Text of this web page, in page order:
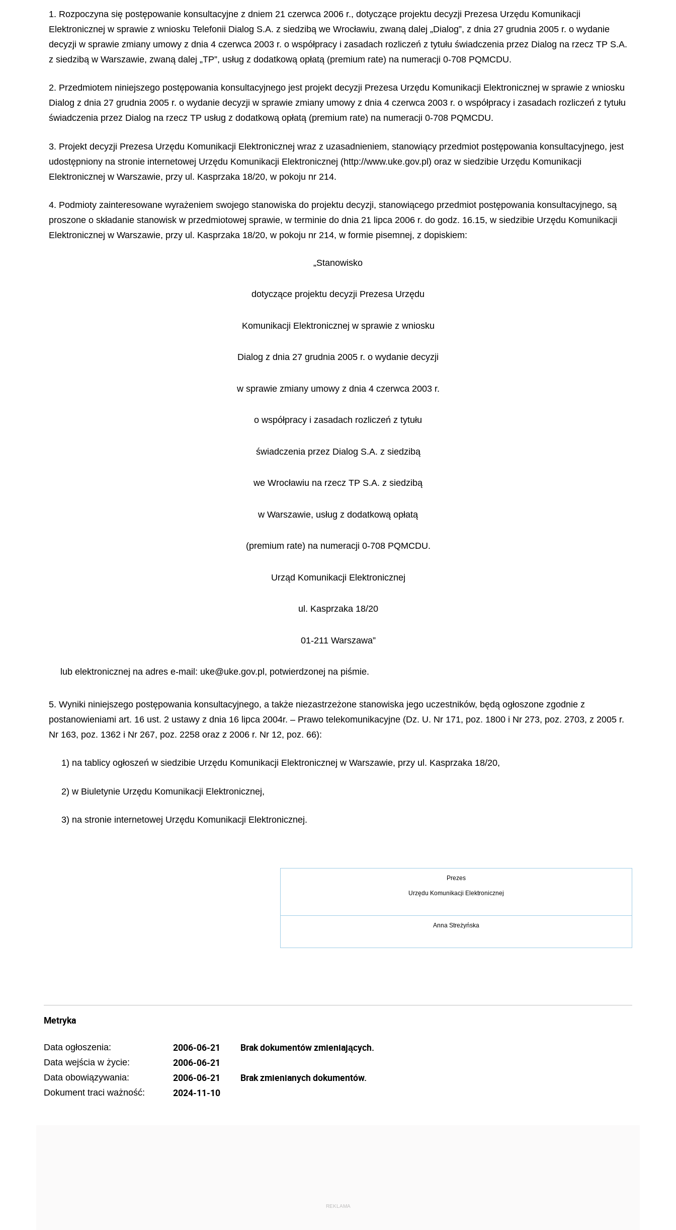
1. Rozpoczyna się postępowanie konsultacyjne z dniem 21 czerwca 2006 r., dotyczące projektu decyzji Prezesa Urzędu Komunikacji
Elektronicznej w sprawie z wniosku Telefonii Dialog S.A. z siedzibą we Wrocławiu, zwaną dalej „Dialog”, z dnia 27 grudnia 2005 r. o wydanie
decyzji w sprawie zmiany umowy z dnia 4 czerwca 2003 r. o współpracy i zasadach rozliczeń z tytułu świadczenia przez Dialog na rzecz TP S.A.
z siedzibą w Warszawie, zwaną dalej „TP”, usług z dodatkową opłatą (premium rate) na numeracji 0-708 PQMCDU.
2. Przedmiotem niniejszego postępowania konsultacyjnego jest projekt decyzji Prezesa Urzędu Komunikacji Elektronicznej w sprawie z wniosku
Dialog z dnia 27 grudnia 2005 r. o wydanie decyzji w sprawie zmiany umowy z dnia 4 czerwca 2003 r. o współpracy i zasadach rozliczeń z tytułu
świadczenia przez Dialog na rzecz TP usług z dodatkową opłatą (premium rate) na numeracji 0-708 PQMCDU.
3. Projekt decyzji Prezesa Urzędu Komunikacji Elektronicznej wraz z uzasadnieniem, stanowiący przedmiot postępowania konsultacyjnego, jest
udostępniony na stronie internetowej Urzędu Komunikacji Elektronicznej (http://www.uke.gov.pl) oraz w siedzibie Urzędu Komunikacji
Elektronicznej w Warszawie, przy ul. Kasprzaka 18/20, w pokoju nr 214.
4. Podmioty zainteresowane wyrażeniem swojego stanowiska do projektu decyzji, stanowiącego przedmiot postępowania konsultacyjnego, są
proszone o składanie stanowisk w przedmiotowej sprawie, w terminie do dnia 21 lipca 2006 r. do godz. 16.15, w siedzibie Urzędu Komunikacji
Elektronicznej w Warszawie, przy ul. Kasprzaka 18/20, w pokoju nr 214, w formie pisemnej, z dopiskiem:
„Stanowisko
dotyczące projektu decyzji Prezesa Urzędu
Komunikacji Elektronicznej w sprawie z wniosku
Dialog z dnia 27 grudnia 2005 r. o wydanie decyzji
w sprawie zmiany umowy z dnia 4 czerwca 2003 r.
o współpracy i zasadach rozliczeń z tytułu
świadczenia przez Dialog S.A. z siedzibą
we Wrocławiu na rzecz TP S.A. z siedzibą
w Warszawie, usług z dodatkową opłatą
(premium rate) na numeracji 0-708 PQMCDU.
Urząd Komunikacji Elektronicznej
ul. Kasprzaka 18/20
01-211 Warszawa”
lub elektronicznej na adres e-mail: uke@uke.gov.pl, potwierdzonej na piśmie.
5. Wyniki niniejszego postępowania konsultacyjnego, a także niezastrzeżone stanowiska jego uczestników, będą ogłoszone zgodnie z
postanowieniami art. 16 ust. 2 ustawy z dnia 16 lipca 2004r. – Prawo telekomunikacyjne (Dz. U. Nr 171, poz. 1800 i Nr 273, poz. 2703, z 2005 r.
Nr 163, poz. 1362 i Nr 267, poz. 2258 oraz z 2006 r. Nr 12, poz. 66):
1) na tablicy ogłoszeń w siedzibie Urzędu Komunikacji Elektronicznej w Warszawie, przy ul. Kasprzaka 18/20,
2) w Biuletynie Urzędu Komunikacji Elektronicznej,
3) na stronie internetowej Urzędu Komunikacji Elektronicznej.
Prezes
Urzędu Komunikacji Elektronicznej
Anna Streżyńska
Metryka
Data ogłoszenia: 2006-06-21
Data wejścia w życie: 2006-06-21
Data obowiązywania: 2006-06-21
Dokument traci ważność: 2024-11-10
Brak dokumentów zmieniających.
Brak zmienianych dokumentów.